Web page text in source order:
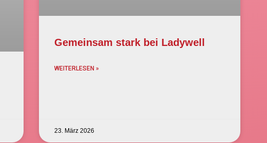
Gemeinsam stark bei Ladywell
WEITERLESEN »
23. März 2026